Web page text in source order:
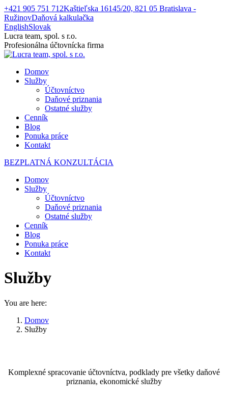
Skip
to
content
+421 905 751 712Kaštieľska 16145/20, 821 05 Bratislava -
RužinovDaňová kalkulačka
EnglishSlovak
Facebook
page
opens
new
window
Lucra team, spol. s r.o.
Profesionálna účtovnícka firma
Domov
Služby
Účtovníctvo
Daňové priznania
Ostatné služby
Cenník
Blog
Ponuka práce
Kontakt
BEZPLATNÁ KONZULTÁCIA
Domov
Služby
Účtovníctvo
Daňové priznania
Ostatné služby
Cenník
Blog
Ponuka práce
Kontakt
Služby
You are here:
Domov
Služby
Komplexné spracovanie účtovníctva, podklady pre všetky daňové
priznania, ekonomické služby